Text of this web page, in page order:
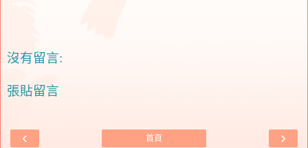
沒有留言:
張貼留言
‹ ›
首頁